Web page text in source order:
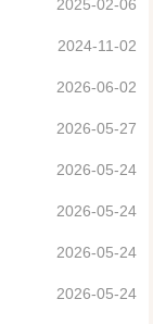
2025-02-06
2024-11-02
2026-06-02
2026-05-27
2026-05-24
2026-05-24
2026-05-24
2026-05-24